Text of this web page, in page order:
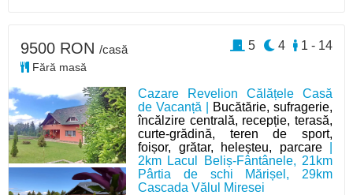
Cazare Revelion Călățele Casă
de Vacanță |
Bucătărie, sufragerie,
încălzire centrală, recepție, terasă,
curte-grădină, teren de sport,
foișor, grătar, heleșteu, parcare|
2km Lacul Beliș-Fântânele, 21km
Pârtia de schi Mărișel, 29km
Cascada Vălul Miresei
9500 RON /casă
Fără masă
1 - 14
4
5